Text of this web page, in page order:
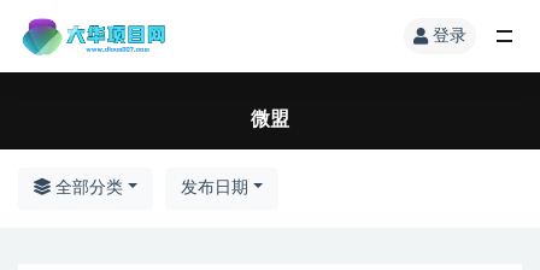
登录
微盟
全部分类 发布日期